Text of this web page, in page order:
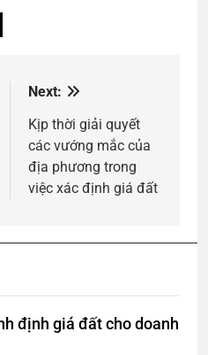
Next:
Kịp thời giải quyết
các vướng mắc của
địa phương trong
việc xác định giá đất
định giá đất cho doanh